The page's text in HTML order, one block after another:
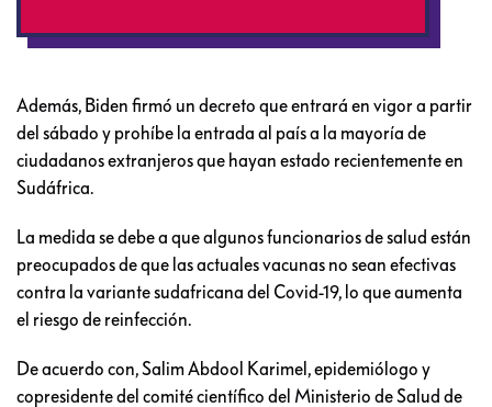
Además, Biden firmó un decreto que entrará en vigor a partir
del sábado y prohíbe la entrada al país a la mayoría de
ciudadanos extranjeros que hayan estado recientemente en
Sudáfrica.
La medida se debe a que algunos funcionarios de salud están
preocupados de que las actuales vacunas no sean efectivas
contra la variante sudafricana del Covid-19, lo que aumenta
el riesgo de reinfección.
De acuerdo con, Salim Abdool Karimel, epidemiólogo y
copresidente del comité científico del Ministerio de Salud de